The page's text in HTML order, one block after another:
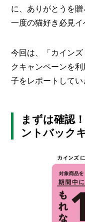
に、ありがとうを
一度の猫好き必見イ
今回は、「カイン
クキャンペーンを
子をレポートしてい
まずは確認
ントバック